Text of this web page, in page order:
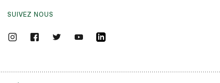
SUIVEZ NOUS